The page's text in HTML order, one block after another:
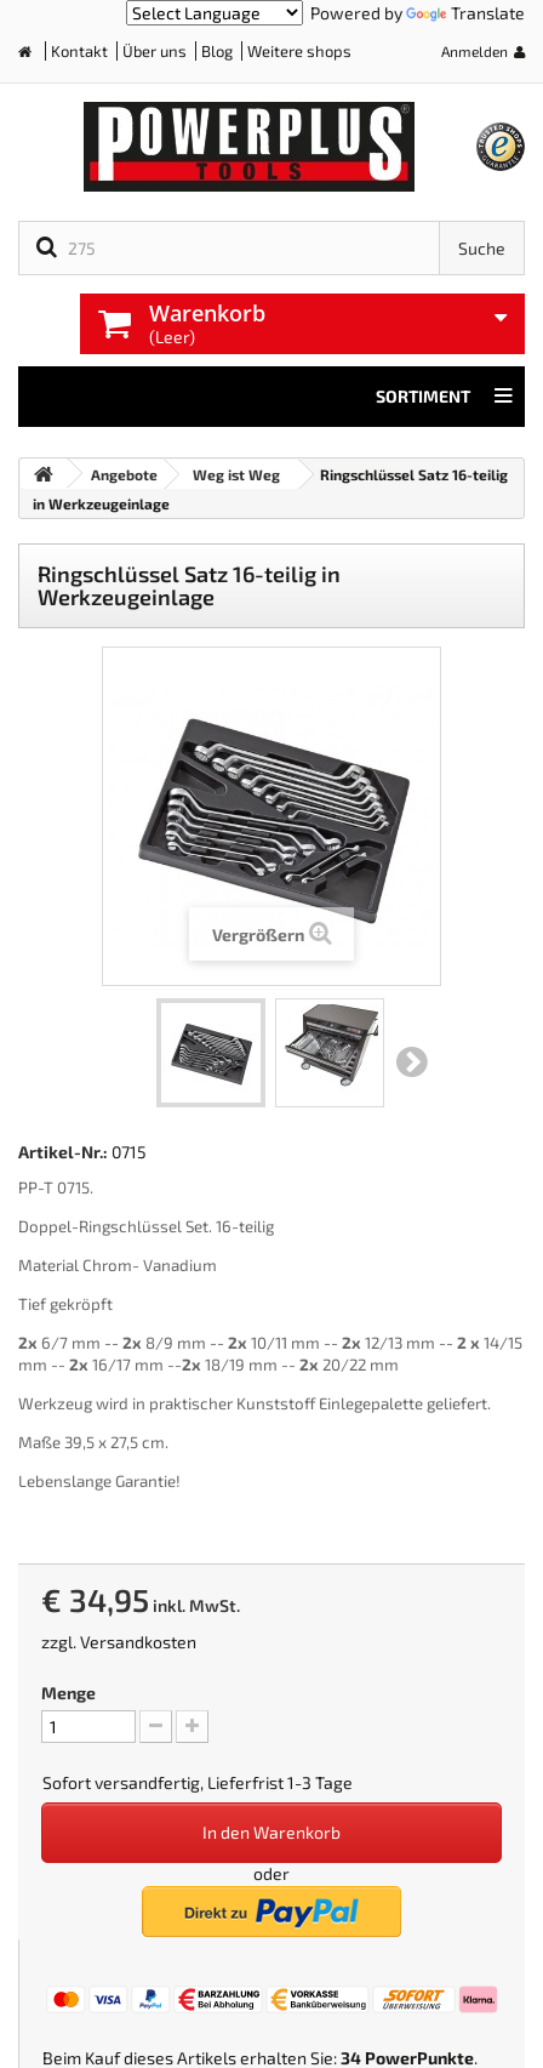
Powered by Translate
Kontakt Über uns Blog Weitere shops Anmelden
Suche
Warenkorb
(Leer)
SORTIMENT
Angebote Weg ist Weg
Ringschlüssel Satz 16-teilig
in Werkzeugeinlage
Ringschlüssel Satz 16-teilig in
Werkzeugeinlage
Vergrößern
Artikel-Nr.: 0715
PP-T 0715.
Doppel-Ringschlüssel Set. 16-teilig
Material Chrom- Vanadium
Tief gekröpft
2x 6/7 mm -- 2x 8/9 mm -- 2x 10/11 mm -- 2x 12/13 mm -- 2 x 14/15
mm -- 2x 16/17 mm --2x 18/19 mm -- 2x 20/22 mm
Werkzeug wird in praktischer Kunststoff Einlegepalette geliefert.
Maße 39,5 x 27,5 cm.
Lebenslange Garantie!
€ 34,95 inkl. MwSt.
zzgl.Versandkosten
Menge
Sofort versandfertig, Lieferfrist 1-3 Tage
In den Warenkorb
oder
Beim Kauf dieses Artikels erhalten Sie:34 PowerPunkte.